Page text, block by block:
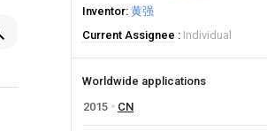
Inventor 黄强
Current Assignee
Individual
Worldwide applications
2015
CN